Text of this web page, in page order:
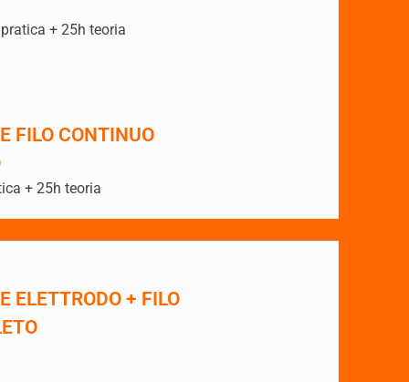
+ 25h teoria
FILO CONTINUO
+ 25h teoria
ELETTRODO + FILO